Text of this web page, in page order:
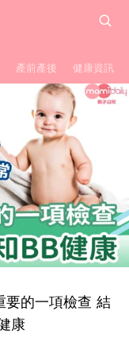
產前產後 健康資訊
要的一項檢查 結
康